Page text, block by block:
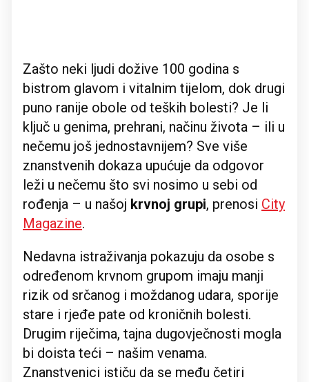
Zašto neki ljudi dožive 100 godina s
bistrom glavom i vitalnim tijelom, dok drugi
puno ranije obole od teških bolesti? Je li
ključ u genima, prehrani, načinu života – ili u
nečemu još jednostavnijem? Sve više
znanstvenih dokaza upućuje da odgovor
leži u nečemu što svi nosimo u sebi od
rođenja – u našoj krvnoj grupi, prenosi City
Magazine.
Nedavna istraživanja pokazuju da osobe s
određenom krvnom grupom imaju manji
rizik od srčanog i moždanog udara, sporije
stare i rjeđe pate od kroničnih bolesti.
Drugim riječima, tajna dugovječnosti mogla
bi doista teći – našim venama.
Znanstvenici ističu da se među četiri